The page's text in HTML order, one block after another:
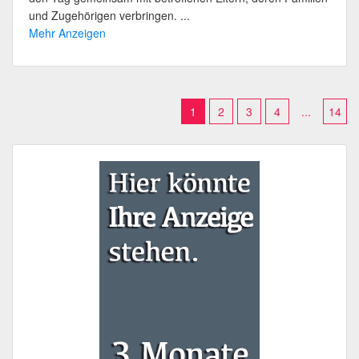
und Zugehörigen verbringen. ...
Mehr Anzeigen
1 2 3 4 ... 14